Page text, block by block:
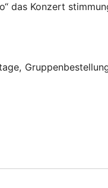
das Konzert